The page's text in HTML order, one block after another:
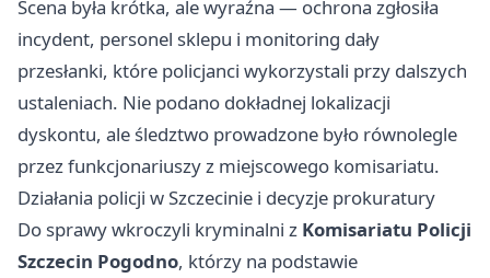
Scena była krótka, ale wyraźna — ochrona zgłosiła
incydent, personel sklepu i monitoring dały
przesłanki, które policjanci wykorzystali przy dalszych
ustaleniach. Nie podano dokładnej lokalizacji
dyskontu, ale śledztwo prowadzone było równolegle
przez funkcjonariuszy z miejscowego komisariatu.
Działania policji w Szczecinie i decyzje prokuratury
Do sprawy wkroczyli kryminalni z Komisariatu Policji
Szczecin Pogodno, którzy na podstawie